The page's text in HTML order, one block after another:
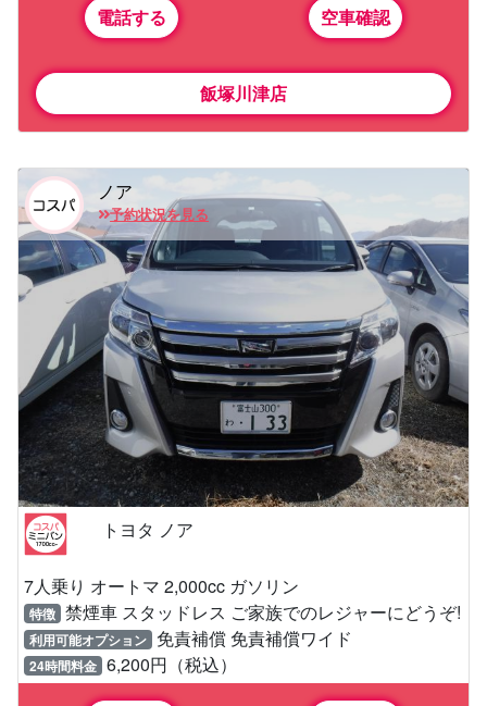
電話する 空車確認
飯塚川津店
ノア
予約状況を見る
トヨタ ノア
7人乗り オートマ 2,000cc ガソリン
特徴 禁煙車 スタッドレス ご家族でのレジャーにどうぞ!
利用可能オプション 免責補償 免責補償ワイド
24時間料金 6,200円（税込）